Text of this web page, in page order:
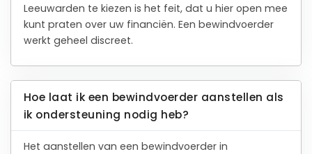
Leeuwarden te kiezen is het feit, dat u hier open mee
kunt praten over uw financiën. Een bewindvoerder
werkt geheel discreet.
Hoe laat ik een bewindvoerder aanstellen als
ik ondersteuning nodig heb?
Het aanstellen van een bewindvoerder in